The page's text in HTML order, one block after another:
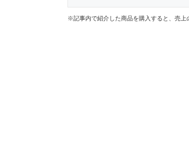
※記事内で紹介した商品を購入すると、売上